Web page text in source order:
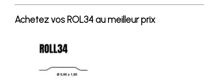
Achetez vos ROL34 au meilleur prix